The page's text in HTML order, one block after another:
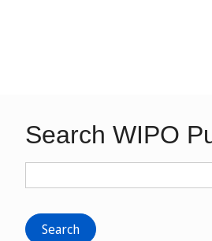
Search WIPO
Search